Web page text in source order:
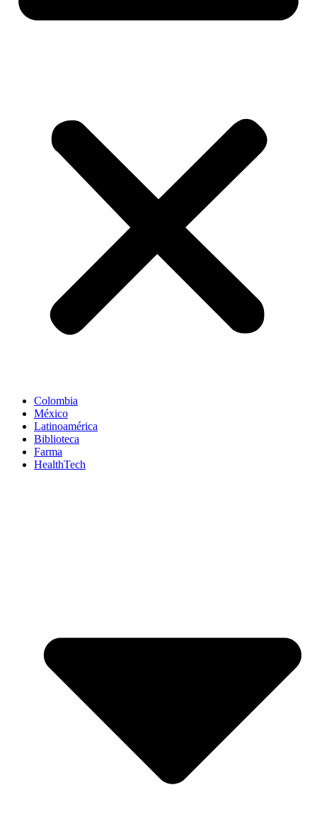
Colombia
México
Latinoamérica
Biblioteca
Farma
HealthTech